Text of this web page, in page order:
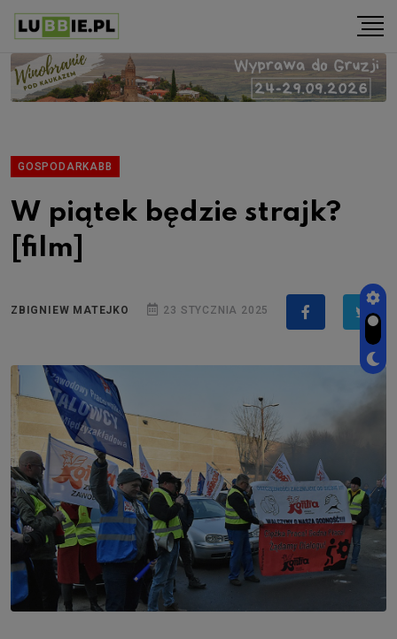
GOSPODARKABB
W piątek będzie strajk?
[film]
ZBIGNIEW MATEJKO 23 STYCZNIA 2025